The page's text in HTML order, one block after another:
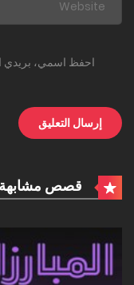
احفظ اسمي، بريدي
قصص مشابهة